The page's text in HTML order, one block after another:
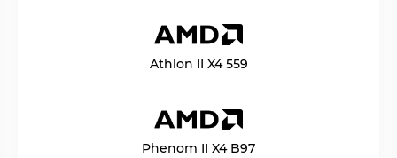
Athlon II X4 559
Phenom II X4 B97